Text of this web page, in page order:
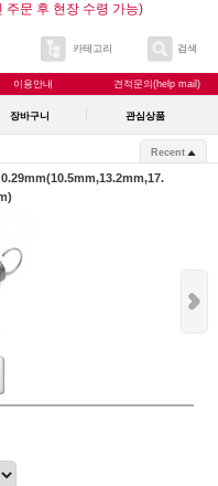
주문 후 현장 수령 가능)
카테고리 검색
이용안내 견적문의(help mail)
장바구니 관심상품
Recent